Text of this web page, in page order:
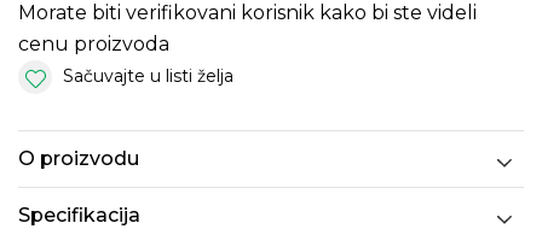
Morate biti verifikovani korisnik kako bi ste videli
cenu proizvoda
Sačuvajte u listi želja
O proizvodu
Specifikacija